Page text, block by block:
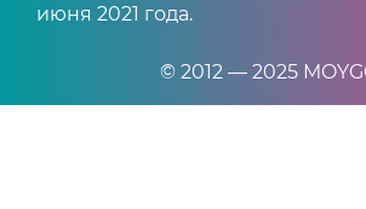
июня 2021 года.
© 2012 — 2025